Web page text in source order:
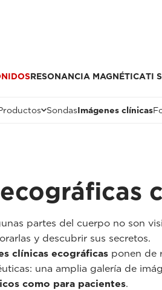
RESONANCIA MAGNÉTICATI
SondasImágenes clínicas
partes del cuerpo no son
y descubrir sus secretos.
clínicas ecográficas ponen de
una amplia galería de
como para pacientes.